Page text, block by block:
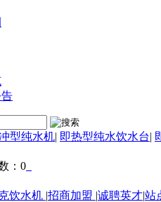
型纯水机| 即热型纯水饮水台|
：0
饮水机 |招商加盟 |诚聘英才|站